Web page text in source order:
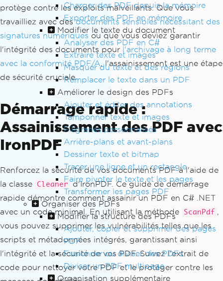
Charger des PDF depuis la mémoire
Exporter des PDF en mémoire
Modifier le texte du document
Analyser des PDF en C#
Extraire texte et images
Masquer du texte et des régions
Remplacer le texte dans un PDF
Améliorer le design des PDFs
Ajouter et éditer des annotations
Tamponner texte et images
Filigranes personnalisés
Arrière-plans et avant-plans
Dessiner texte et bitmap
Tracer une ligne et un rectangle
Faire pivoter le texte et les pages
Transformer les pages PDF
Organiser des PDFs
Modifier la structure des PDFs
Ajouter, copier et supprimer des pages
PDF
Fusionner ou diviser des PDFs
Diviser un PDF multipage
Organisation supplémentaire
protège contre les exploits malveillants. Que vous
travailliez avec desdocuments sensibles nécessitant des
signatures numériques ou que vous deviez garantir
l'intégrité des documents pour l'archivage à long terme
avec la conformité PDF/A, l'assainissement est une étape
de sécurité cruciale.
Démarrage rapide :
Assainissement des PDF avec
IronPDF
Renforcez la sécurité de vos documents PDF à l'aide de
la classe Cleaner d'IronPDF. Ce guide de démarrage
rapide démontre comment assainir un PDF en C# .NET
avec un code minimal. En utilisant la méthode
ScanPdf ,
vous pouvez supprimer les vulnérabilités telles que les
scripts et métadonnées intégrés, garantissant ainsi
l'intégrité et la sécurité de vos PDF. Suivez l'extrait de
code pour nettoyer votre PDF et le protéger contre les